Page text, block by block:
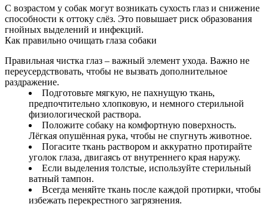
С возрастом у собак могут возникать сухость глаз и снижение
способности к оттоку слёз. Это повышает риск образования
гнойных выделений и инфекций.
Как правильно очищать глаза собаки
Правильная чистка глаз – важный элемент ухода. Важно не
переусердствовать, чтобы не вызвать дополнительное
раздражение.
Подготовьте мягкую, не пахнущую ткань,
предпочтительно хлопковую, и немного стерильной
физиологической раствора.
Положите собаку на комфортную поверхность.
Лёгкая опушённая рука, чтобы не спугнуть животное.
Погасите ткань раствором и аккуратно протирайте
уголок глаза, двигаясь от внутреннего края наружу.
Если выделения толстые, используйте стерильный
ватный тампон.
Всегда меняйте ткань после каждой протирки, чтобы
избежать перекрестного загрязнения.